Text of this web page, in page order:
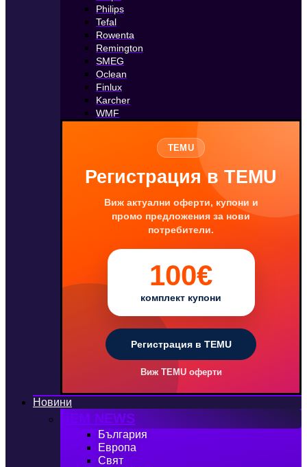
Philips
Tefal
Rowenta
Remington
SMEG
Oclean
Finlux
Karcher
WMF
TEMU
Регистрация в TEMU
Виж актуални оферти, купони и
промо предложения за нови
потребители.
100€
комплект купони
Регистрация в TEMU
Виж TEMU оферти
Новини
iEM NEWS
България
Европа
Свят